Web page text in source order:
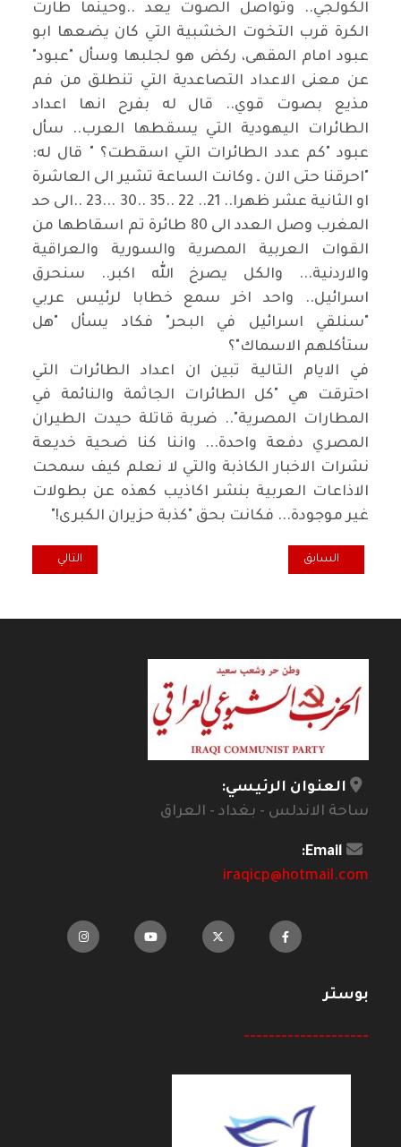
الكولجي.. وتواصل الصوت يعد ..وحينما طارت
الكرة قرب التخوت الخشبية التي كان يضعها ابو
عبود امام المقهى، ركض هو لجلبها وسأل "عبود"
عن معنى الاعداد التصاعدية التي تنطلق من فم
مذيع بصوت قوي.. قال له بفرح انها اعداد
الطائرات اليهودية التي يسقطها العرب.. سأل
عبود "كم عدد الطائرات التي اسقطت؟ " قال له:
"احرقنا حتى الان ـ وكانت الساعة تشير الى العاشرة
او الثانية عشر ظهرا.. 21.. 22
.. 23... 30.. 35..الى حد
المغرب وصل العدد الى 80 طائرة تم اسقاطها من
القوات العربية المصرية والسورية والعراقية
والاردنية... والكل يصرخ الله اكبر.. سنحرق
اسرائيل.. واحد اخر سمع خطابا لرئيس عربي
"سنلقي اسرائيل في البحر" فكاد يسأل "هل
ستأكلهم الاسماك"؟
في الايام التالية تبين ان اعداد الطائرات التي
احترقت هي "كل الطائرات الجاثمة والنائمة في
المطارات المصرية".. ضربة قاتلة حيدت الطيران
المصري دفعة واحدة... واننا كنا ضحية خديعة
نشرات الاخبار الكاذبة والتي لا نعلم كيف سمحت
الاذاعات العربية بنشر اكاذيب كهذه عن بطولات
غير موجودة... فكانت بحق "كذبة حزيران الكبرى"!
المقال السابق: "عزازيل".. غرابة في الأدب.. تفرد في السرد / عدنان منشد
السابق المقال التالي:
التالي
العنوان الرئيسي:
ساحة الاندلس - بغداد - العراق
Email:
iraqicp@hotmail.com
بوستر
--------------------